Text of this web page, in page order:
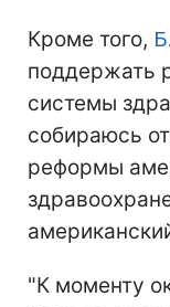
Кроме того,
поддержать
системы
собираюсь
реформы
"К моменту